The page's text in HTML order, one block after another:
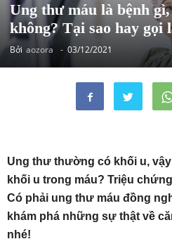
Ung thư máu là bệnh
không? Tại sao hay gọi
Bởi aozora - 03/12/2021
Ung thư thường có khối u,
khối u trong máu? Triệu
Có phải ung thư máu đồng
khám phá những sự thật về
nhé!